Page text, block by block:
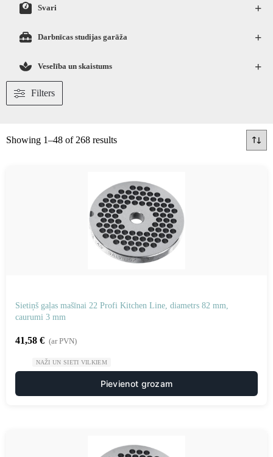
+
Svari
+
Darbnīcas studijas garāža
+
Veselība un skaistums
Filters
Showing 1–48 of 268 results
Sietiņš gaļas mašīnai 22 Profi Kitchen Line, diametrs 82 mm,
caurumi 3 mm
41,58 € (ar PVN)
NAŽI UN SIETI VILKIEM
Pievienot grozam